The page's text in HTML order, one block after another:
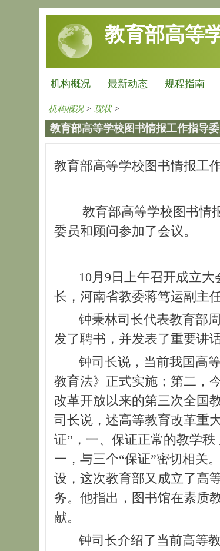
跳转到主要内容
教育部高等
机构概况 最新动态 规程指南
机构概况>现状>
教育部高等学校图书情报工作指导
教育部高等学校图书情报工
教育部高等学校图书情报
委员和顾问参加了会议。
10月9日上午召开成立大
长，河南省教委蒋笃运副主
钟秉林司长代表教育部周
发了聘书，并发表了重要讲话
钟司长说，当前我国高等
教育法》正式实施；第二，
改革开放以来的第三次全国
司长说，述高等教育改革重
证”，一、保证正常的教学
一，与三个“保证”密切相关
设，这次教育部又成立了高
务。他指出，图书馆在素质
献。
钟司长介绍了当前高等教